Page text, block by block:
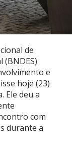
de
(BNDES)
e
hoje (23)
Ele deu a
com
durante a